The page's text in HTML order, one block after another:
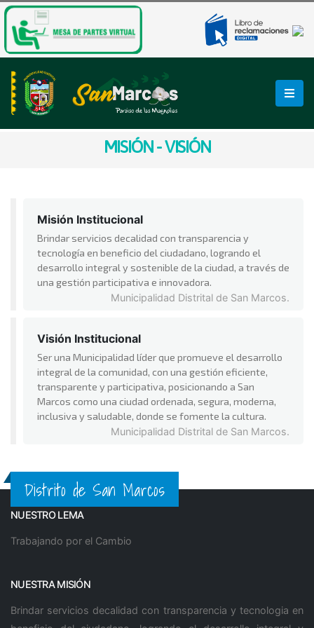
MISIÓN - VISIÓN
Misión Institucional
Brindar servicios decalidad con transparencia y
tecnología en beneficio del ciudadano, logrando el
desarrollo integral y sostenible de la ciudad, a través de
una gestión participativa e innovadora.
Municipalidad Distrital de San Marcos.
Visión Institucional
Ser una Municipalidad líder que promueve el desarrollo
integral de la comunidad, con una gestión eficiente,
transparente y participativa, posicionando a San
Marcos como una ciudad ordenada, segura, moderna,
inclusiva y saludable, donde se fomente la cultura.
Municipalidad Distrital de San Marcos.
Distrito de San Marcos
NUESTRO LEMA
Trabajando por el Cambio
NUESTRA MISIÓN
Brindar servicios decalidad con transparencia y tecnologia en